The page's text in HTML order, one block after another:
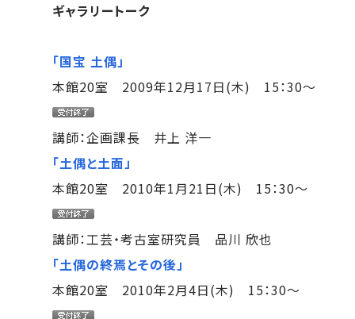
ギャラリートーク
「国宝 土偶」
本館20室 2009年12月17日(木) 15：30～
講師：企画課長 井上 洋一
「土偶と土面」
本館20室 2010年1月21日(木) 15：30～
講師：工芸・考古室研究員 品川 欣也
「土偶の終焉とその後」
本館20室 2010年2月4日(木) 15：30～